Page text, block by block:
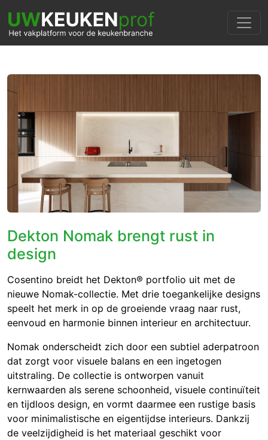
Dekton Nomak brengt rust in
design
Cosentino breidt het Dekton® portfolio uit met de
nieuwe Nomak-collectie. Met drie toegankelijke designs
speelt het merk in op de groeiende vraag naar rust,
eenvoud en harmonie binnen interieur en architectuur.
Nomak onderscheidt zich door een subtiel aderpatroon
dat zorgt voor visuele balans en een ingetogen
uitstraling. De collectie is ontworpen vanuit
kernwaarden als serene schoonheid, visuele continuïteit
en tijdloos design, en vormt daarmee een rustige basis
voor minimalistische en eigentijdse interieurs. Dankzij
de veelzijdigheid is het materiaal geschikt voor